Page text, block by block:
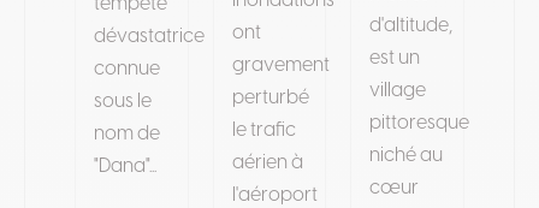
tempête
dévastatrice
connue
sous le
nom de
"Dana"...
ont
gravement
perturbé
le trafic
aérien à
l'aéroport
d'altitude,
est un
village
pittoresque
niché au
cœur